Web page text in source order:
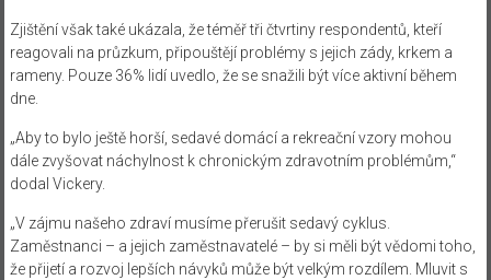
Zjištění však také ukázala, že téměř tři čtvrtiny respondentů, kteří
reagovali na průzkum, připouštějí problémy s jejich zády, krkem a
rameny. Pouze 36% lidí uvedlo, že se snažili být více aktivní během
dne.
„Aby to bylo ještě horší, sedavé domácí a rekreační vzory mohou
dále zvyšovat náchylnost k chronickým zdravotním problémům,“
dodal Vickery.
„V zájmu našeho zdraví musíme přerušit sedavý cyklus.
Zaměstnanci – a jejich zaměstnavatelé – by si měli být vědomi toho,
že přijetí a rozvoj lepších návyků může být velkým rozdílem. Mluvit s